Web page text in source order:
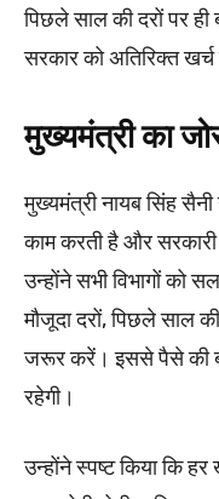
पिछले साल की दरों पर
सरकार को अतिरिक्त
मुख्यमंत्री का
मुख्यमंत्री नायब सिंह
काम करती है और
उन्होंने सभी विभागों को
मौजूदा दरों, पिछले साल
जरूर करें। इससे पैसे की
रहेगी।
उन्होंने स्पष्ट किया कि हर